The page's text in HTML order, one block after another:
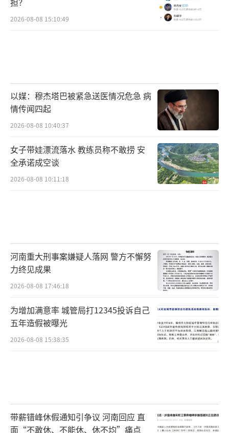
2026-08-08 15:10:49
以媒：穆杰塔巴被紧急送医情况危急 病
情传闻四起
2026-08-08 10:40:37
女子带娃漂流落水 教练员称不敢捞 安
全承诺成空谈
2026-08-08 10:11:18
河南重大刑事案嫌疑人落网 警方不懈努
力终见成果
2026-08-08 17:46:18
为增加满意率 城管局打12345投诉自己
五年造假被曝光
2026-08-08 15:38:35
带薪错峰休假通知引争议 河南回应 直
面“不敢休、不能休、休不均”痛点